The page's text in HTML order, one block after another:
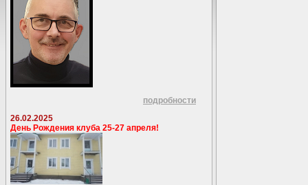
подробности
26.02.2025
День Рождения клуба 25-27 апреля!